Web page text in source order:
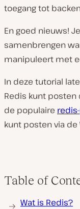
toegang tot
En goed nieuws!
samenbrengen
manipuleert met
In deze tutorial
Redis kunt
de populaire
kunt posten via de
Table of
Wat is Redis?